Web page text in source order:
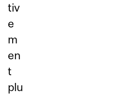
tiv
e
m
en
t
plu